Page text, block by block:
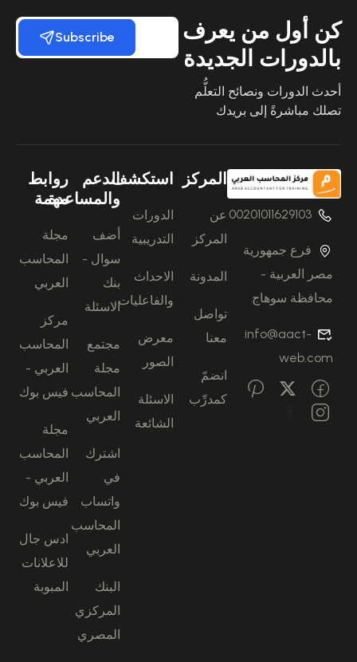
كن أول من يعرف
بالدورات الجديدة
أحدث الدورات ونصائح التعلُّم
تصلك مباشرةً إلى بريدك
Subscribe
00201011629103
فرع جمهورية
مصر العربية -
محافظة سوهاج
info@aact-
web.com
المركز
عن
المركز
المدونة
تواصل
معنا
انضمّ
كمدرِّب
استكشف
الدورات
التدريبية
الاحداث
والفاعليات
معرض
الصور
الاسئلة
الشائعة
الدعم
والمساعدة
أضف
سوال -
بنك
الاسئلة
مجتمع
مجلة
المحاسب
العربي
اشترك
في
واتساب
المحاسب
العربي
البنك
المركزي
المصري
روابط
مهمة
مجلة
المحاسب
العربي
مركز
المحاسب
العربي -
فيس بوك
مجلة
المحاسب
العربي -
فيس بوك
ادس جال
للاعلانات
المبوبة